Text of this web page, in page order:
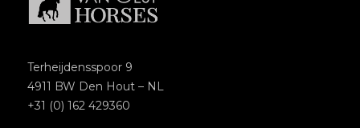
Terheijdensspoor 9
4911 BW Den Hout – NL
+31 (0) 162 429360